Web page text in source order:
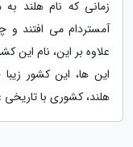
زمانی که نام هلند به
آمستردام می افتند
علاوه بر این، نام این
این ها، این کشور
هلند، کشوری با تاریخی